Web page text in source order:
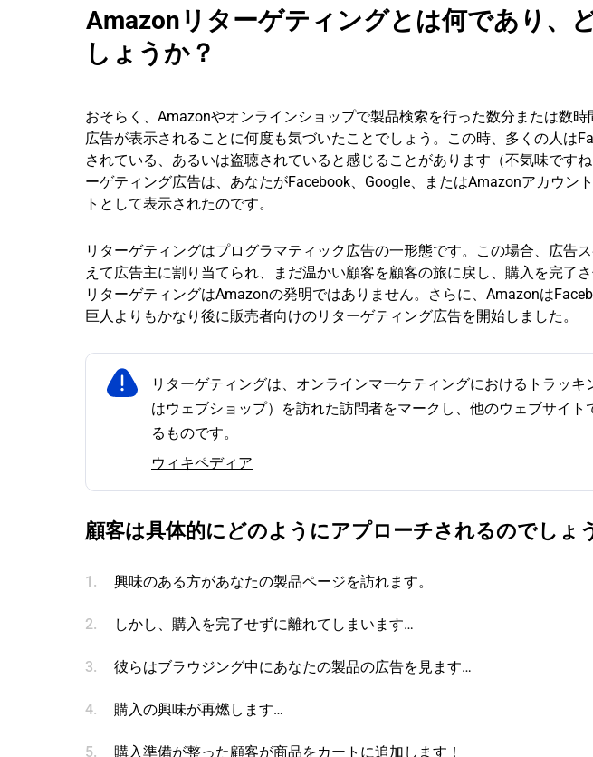
Amazonリターゲティングとは何であり、
しょうか？
おそらく、Amazonやオンラインショップで製品検索を行った数分または数
広告が表示されることに何度も気づいたことでしょう。この時、多くの人は
されている、あるいは盗聴されていると感じることがあります（不気味です
ーゲティング広告は、あなたがFacebook、Google、またはAmazonアカウン
トとして表示されたのです。
リターゲティングはプログラマティック広告の一形態です。この場合、広告
えて広告主に割り当てられ、まだ温かい顧客を顧客の旅に戻し、購入を完了
リターゲティングはAmazonの発明ではありません。さらに、Amazonは
巨人よりもかなり後に販売者向けのリターゲティング広告を開始しました。
リターゲティングは、オンラインマーケティングにおけるトラッ
はウェブショップ）を訪れた訪問者をマークし、他のウェブサイ
るものです。
ウィキペディア
顧客は具体的にどのようにアプローチされるのでしょ
興味のある方があなたの製品ページを訪れます。
しかし、購入を完了せずに離れてしまいます…
彼らはブラウジング中にあなたの製品の広告を見ます…
購入の興味が再燃します…
購入準備が整った顧客が商品をカートに追加します！